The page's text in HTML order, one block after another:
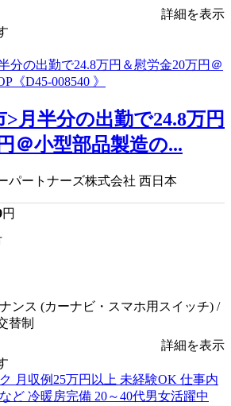
詳細を表示
月半分の出勤で24.8万円
＠小型部品製造の...
パートナーズ株式会社 西日本
円
ンス (カーナビ・スマホ用スイッチ) /
替制
詳細を表示